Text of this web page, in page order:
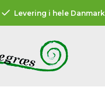
Levering i hele Danmark